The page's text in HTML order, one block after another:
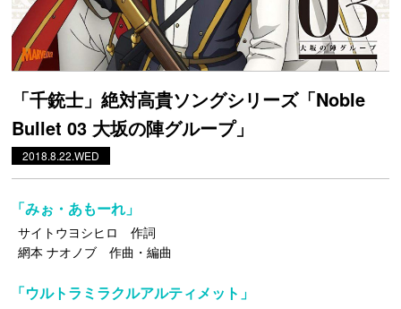
「千銃士」絶対高貴ソングシリーズ「Noble
Bullet 03 大坂の陣グループ」
2018.8.22.WED
「みぉ・あもーれ」
サイトウヨシヒロ 作詞
網本 ナオノブ 作曲・編曲
「ウルトラミラクルアルティメット」